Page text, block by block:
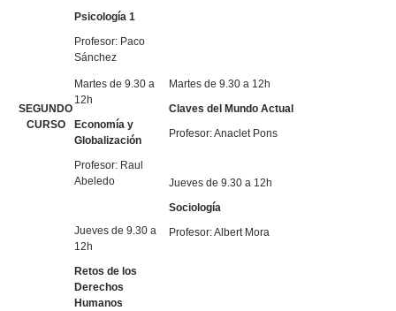
Psicología 1
Profesor: Paco
Sánchez
SEGUNDO
CURSO
Martes de 9.30 a
12h
Economía y
Globalización
Profesor: Raul
Abeledo
Jueves de 9.30 a
12h
Retos de los
Derechos
Humanos
Martes de 9.30 a 12h
Claves del Mundo Actual
Profesor: Anaclet Pons
Jueves de 9.30 a 12h
Sociología
Profesor: Albert Mora